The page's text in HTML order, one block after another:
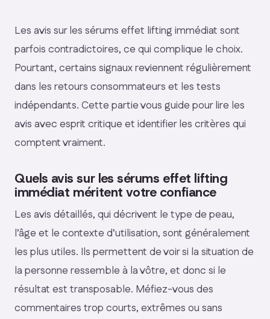
Les avis sur les sérums effet lifting immédiat sont
parfois contradictoires, ce qui complique le choix.
Pourtant, certains signaux reviennent régulièrement
dans les retours consommateurs et les tests
indépendants. Cette partie vous guide pour lire les
avis avec esprit critique et identifier les critères qui
comptent vraiment.
Quels avis sur les sérums effet lifting
immédiat méritent votre confiance
Les avis détaillés, qui décrivent le type de peau,
l’âge et le contexte d’utilisation, sont généralement
les plus utiles. Ils permettent de voir si la situation de
la personne ressemble à la vôtre, et donc si le
résultat est transposable. Méfiez-vous des
commentaires trop courts, extrêmes ou sans